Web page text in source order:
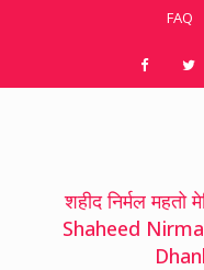
FAQ
शहीद निर्मल
Shaheed